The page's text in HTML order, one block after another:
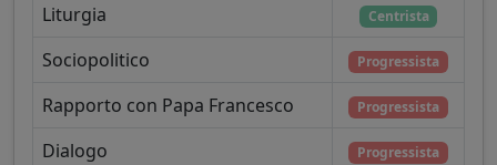
Liturgia Centrista
Sociopolitico Progressista
Rapporto con Papa Francesco Progressista
Dialogo Progressista